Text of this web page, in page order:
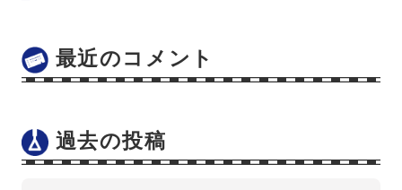
最近のコメント
過去の投稿